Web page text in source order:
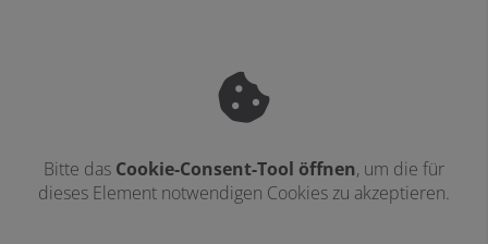
Bitte das Cookie-Consent-Tool öffnen, um die für
dieses Element notwendigen Cookies zu akzeptieren.